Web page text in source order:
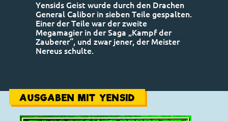
Yensids Geist wurde durch den Drachen
General Calibor in sieben Teile gespalten.
Einer der Teile war der zweite
Megamagier in der Saga „Kampf der
Zauberer“, und zwar jener, der Meister
Nereus schulte.
AUSGABEN MIT YENSID